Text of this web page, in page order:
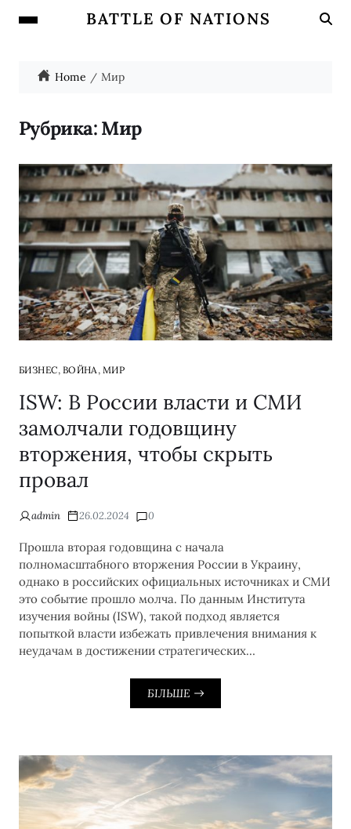
BATTLE OF NATIONS
Home Мир
Рубрика:Мир
БИЗНЕС, ВОЙНА, МИР
ISW: В России власти и СМИ
замолчали годовщину
вторжения, чтобы скрыть
провал
admin 26.02.2024 0
Прошла вторая годовщина с начала
полномасштабного вторжения России в Украину,
однако в российских официальных источниках и СМИ
это событие прошло молча. По данным Института
изучения войны (ISW), такой подход является
попыткой власти избежать привлечения внимания к
неудачам в достижении стратегических…
БІЛЬШЕ